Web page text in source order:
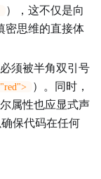
），这不仅是向
密思维的直接体
须被半角双引号
）。同时，
属性也应显式声
保代码在任何